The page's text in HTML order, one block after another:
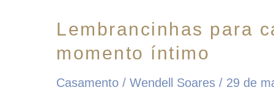
Lembrancinhas para
momento íntimo
Casamento / Wendell Soares / 29 de